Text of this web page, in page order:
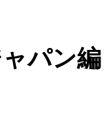
パン編